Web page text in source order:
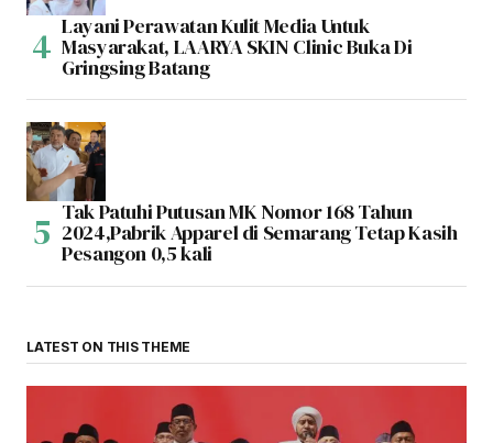
Layani Perawatan Kulit Media Untuk
Masyarakat, LAARYA SKIN Clinic Buka Di
Gringsing Batang
Tak Patuhi Putusan MK Nomor 168 Tahun
2024,Pabrik Apparel di Semarang Tetap Kasih
Pesangon 0,5 kali
LATEST ON THIS THEME